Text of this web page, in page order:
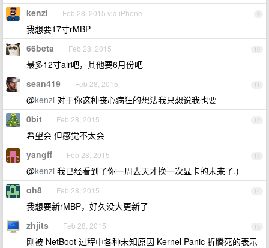
9
kenzi Feb 28, 2015 via iPhone
我想要17寸rMBP
10
66beta Feb 28, 2015
最多12寸air吧，其他要6月份吧
11
sean419 Feb 28, 2015
@kenzi 对于你这种丧心病狂的想法我只想说我也要
12
0bit Feb 28, 2015
希望会 但感觉不太会
13
yangff Feb 28, 2015
@kenzi 我已经看到了你一周去天才换一次显卡的未来了.)
14
oh8 Feb 28, 2015
我想要新rMBP，好久没大更新了
15
zhjits Feb 28, 2015
刚被 NetBoot 过程中各种未知原因 Kernel Panic 折腾死的表示